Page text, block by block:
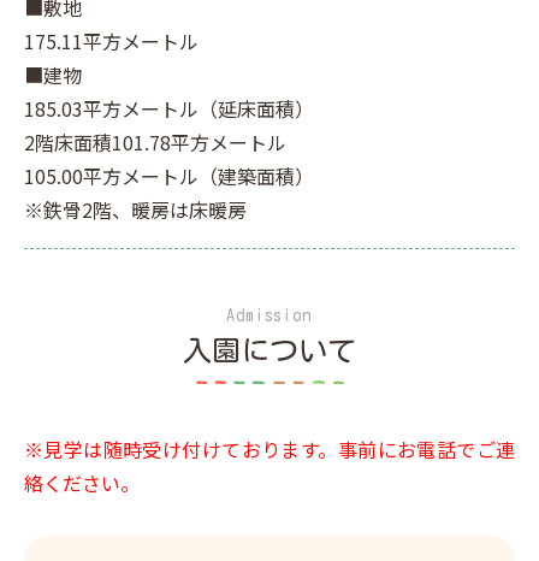
■敷地
175.11平方メートル
■建物
185.03平方メートル（延床面積）
2階床面積101.78平方メートル
105.00平方メートル（建築面積）
※鉄骨2階、暖房は床暖房
Admission
入園について
※見学は随時受け付けております。事前にお電話でご連
絡ください。